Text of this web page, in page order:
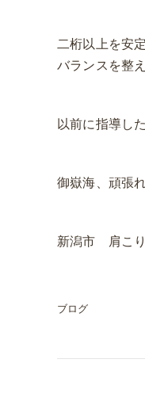
二桁以上を安
バランスを整
以前に指導し
御嶽海、頑張
新潟市 肩こ
ブログ